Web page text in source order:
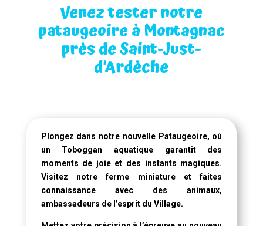
Venez tester notre
pataugeoire à Montagnac
près de Saint-Just-
d’Ardèche
Plongez dans notre nouvelle Pataugeoire, où
un Toboggan aquatique garantit des
moments de joie et des instants magiques.
Visitez notre ferme miniature et faites
connaissance avec des animaux,
ambassadeurs de l’esprit du Village.